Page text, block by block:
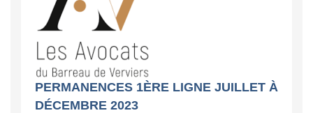
PERMANENCES 1ÈRE LIGNE JUILLET À
DÉCEMBRE 2023